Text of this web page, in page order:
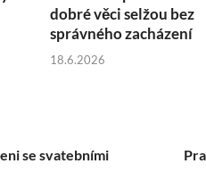
dobré věci selžou bez
správného zacházení
18.6.2026
se svatebními